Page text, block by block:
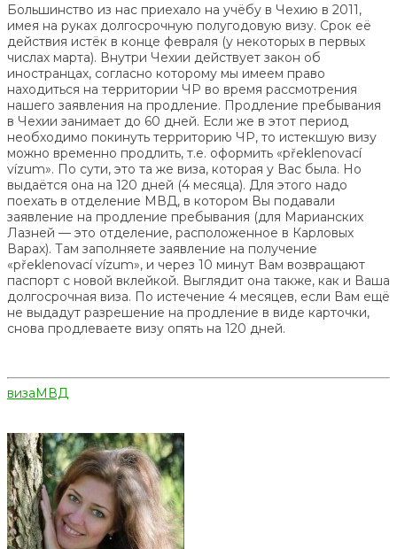
Большинство из нас приехало на учёбу в Чехию в 2011,
имея на руках долгосрочную полугодовую визу. Срок её
действия истёк в конце февраля (у некоторых в первых
числах марта). Внутри Чехии действует закон об
иностранцах, согласно которому мы имеем право
находиться на территории ЧР во время рассмотрения
нашего заявления на продление. Продление пребывания
в Чехии занимает до 60 дней. Если же в этот период
необходимо покинуть территорию ЧР, то истекшую визу
можно временно продлить, т.е. оформить «překlenovací
vízum». По сути, это та же виза, которая у Вас была. Но
выдаётся она на 120 дней (4 месяца). Для этого надо
поехать в отделение МВД, в котором Вы подавали
заявление на продление пребывания (для Марианских
Лазней — это отделение, расположенное в Карловых
Варах). Там заполняете заявление на получение
«překlenovací vízum», и через 10 минут Вам возвращают
паспорт с новой вклейкой. Выглядит она также, как и Ваша
долгосрочная виза. По истечение 4 месяцев, если Вам ещё
не выдадут разрешение на продление в виде карточки,
снова продлеваете визу опять на 120 дней.
визаМВД